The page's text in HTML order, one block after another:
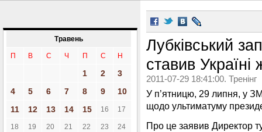
Травень
П В С Ч П С Н
1 2
3
4
5 6 7 8 9
10
11
12 13 14 15 16 17
18 19 20 21 22 23 24
Лубківський
ставив
2011-07-29 18:41:00. Тренінг
У п’ятницю, 29 липня, у
щодо ультиматуму
Про це заявив Директор